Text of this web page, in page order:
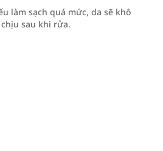
làm sạch quá mức, da sẽ khô
sau khi rửa.